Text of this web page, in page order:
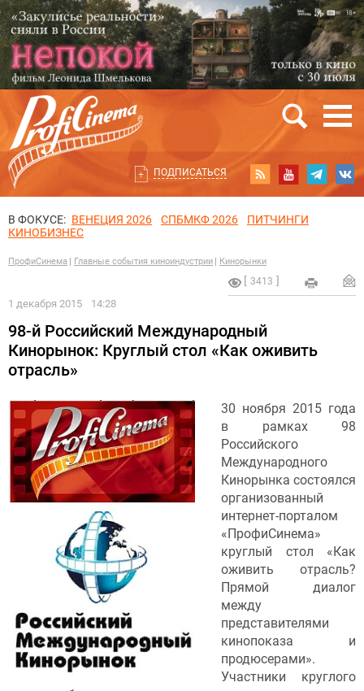
ПОДПИСАТЬСЯ
В ФОКУСЕ: ВЕНЕЦИЯ 2026 СПБМКФ 2026
ПИТЧИНГИ
КИНОБИЗНЕС
ПрофиСинема Главные события киноиндустрии Кинорынки
3413
1 декабря 2015 14:28
98-й Российский Международный
Кинорынок: Круглый стол «Как оживить
отрасль»
30 ноября 2015 года
в рамках 98
Российского
Международного
Кинорынка состоялся
организованный
интернет-порталом
«ПрофиCинема»
круглый стол «Как
оживить отрасль?
Прямой диалог
между
представителями
кинопоказа и
продюсерами».
Участники круглого